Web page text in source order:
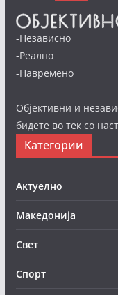
-Независно
-Реално
-Навремено
Објективни и
бидете во тек со
Категории
Актуелно
Македонија
Свет
Спорт